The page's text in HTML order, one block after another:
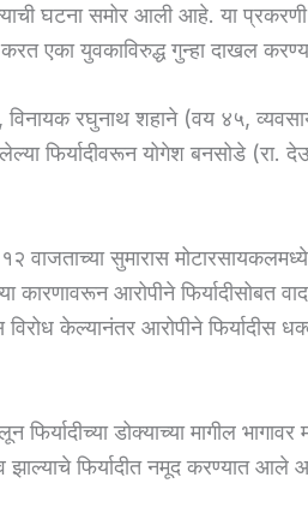
घटना समोर आली आहे. या प्रकरणी
एका युवकाविरुद्ध गुन्हा दाखल
विनायक रघुनाथ शहाने (वय ४५,
फिर्यादीवरून योगेश बनसोडे (रा.
वाजताच्या सुमारास
आरोपीने फिर्यादीसोबत
विरोध केल्यानंतर आरोपीने फिर्यादीस
डोक्याच्या मागील भागावर
झाल्याचे फिर्यादीत नमूद करण्यात आले